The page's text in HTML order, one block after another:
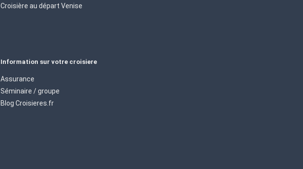
Croisière au départ Venise
Information sur votre croisiere
Assurance
Séminaire / groupe
Blog Croisieres.fr